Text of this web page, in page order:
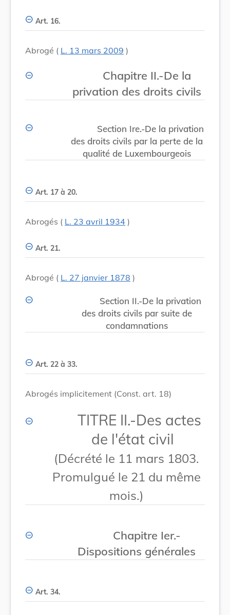
Art. 16.
Abrogé ( L. 13 mars 2009 )
Chapitre II.-De la
privation des droits civils
Section Ire.-De la privation
des droits civils par la perte de la
qualité de Luxembourgeois
Art. 17 à 20.
Abrogés ( L. 23 avril 1934 )
Art. 21.
Abrogé ( L. 27 janvier 1878 )
Section II.-De la privation
des droits civils par suite de
condamnations
Art. 22 à 33.
Abrogés implicitement (Const. art. 18)
TITRE II.-Des actes
de l'état civil
(Décrété le 11 mars 1803.
Promulgué le 21 du même
mois.)
Chapitre Ier.-
Dispositions générales
Art. 34.